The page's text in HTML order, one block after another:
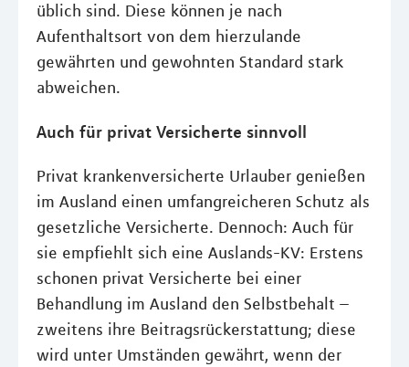
üblich sind. Diese können je nach
Aufenthaltsort von dem hierzulande
gewährten und gewohnten Standard stark
abweichen.
Auch für privat Versicherte sinnvoll
Privat krankenversicherte Urlauber genießen
im Ausland einen umfangreicheren Schutz als
gesetzliche Versicherte. Dennoch: Auch für
sie empfiehlt sich eine Auslands-KV: Erstens
schonen privat Versicherte bei einer
Behandlung im Ausland den Selbstbehalt –
zweitens ihre Beitragsrückerstattung; diese
wird unter Umständen gewährt, wenn der